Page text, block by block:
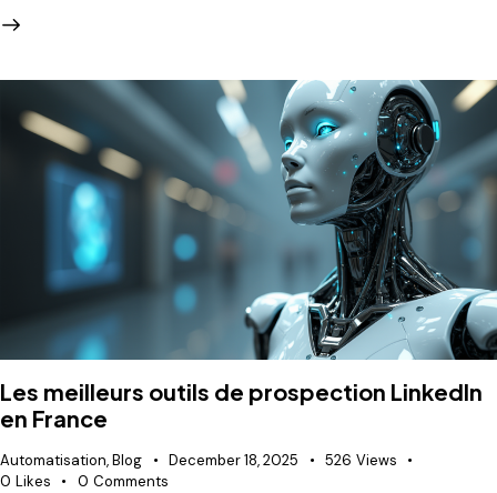
Les meilleurs outils de prospection LinkedIn
en France
Automatisation,Blog December 18, 2025 526 Views
0 Likes 0 Comments